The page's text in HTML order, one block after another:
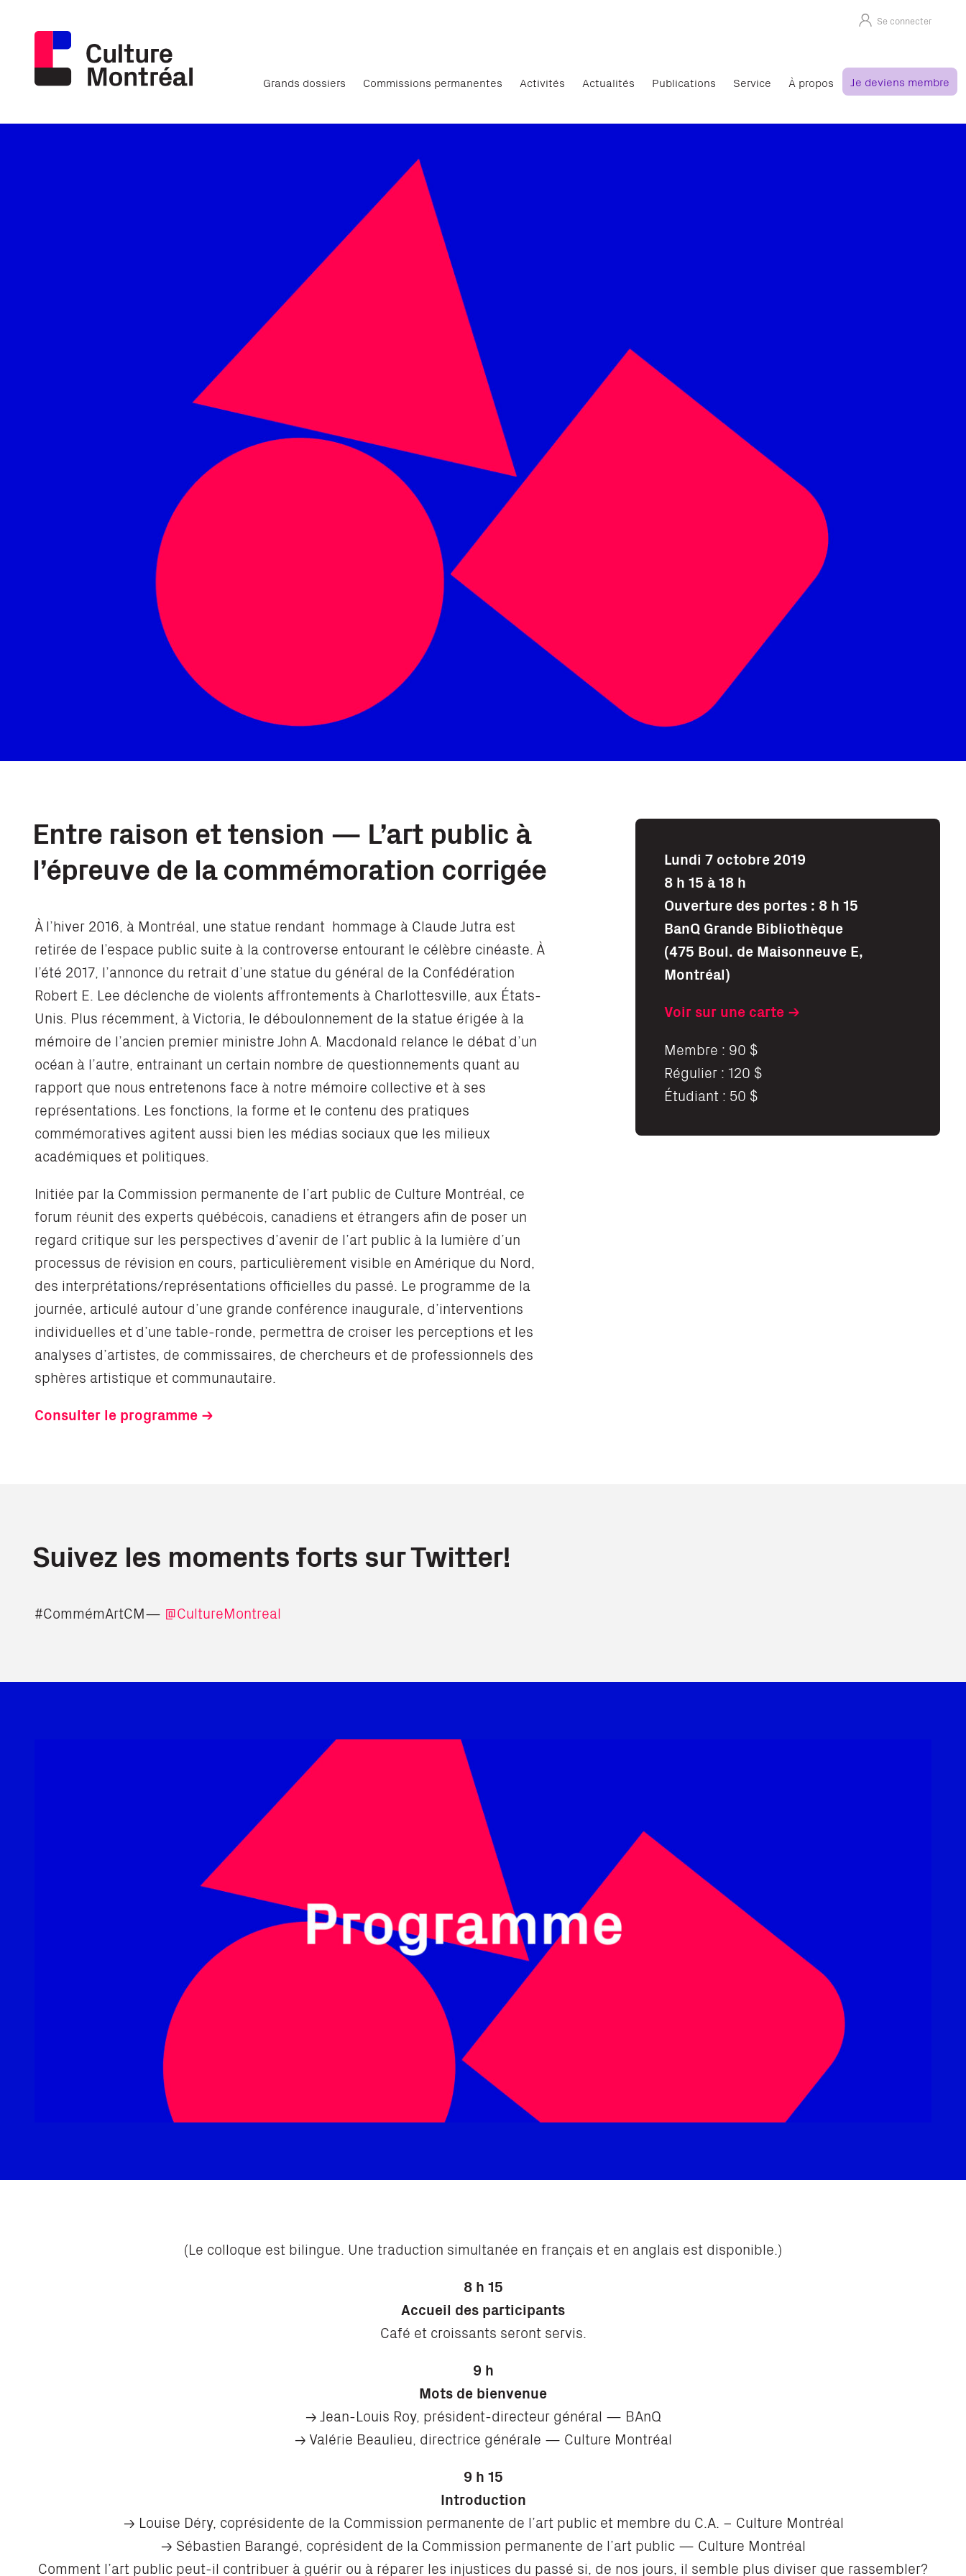
Se connecter
Grands dossiers Commissions permanentes Activités Actualités Publications Service À propos Je deviens membre
Entre raison et tension — L’art public à
l’épreuve de la commémoration corrigée
À l’hiver 2016, à Montréal, une statue rendant hommage à Claude Jutra est
retirée de l’espace public suite à la controverse entourant le célèbre cinéaste. À
l’été 2017, l’annonce du retrait d’une statue du général de la Confédération
Robert E. Lee déclenche de violents affrontements à Charlottesville, aux États-
Unis. Plus récemment, à Victoria, le déboulonnement de la statue érigée à la
mémoire de l’ancien premier ministre John A. Macdonald relance le débat d’un
océan à l’autre, entrainant un certain nombre de questionnements quant au
rapport que nous entretenons face à notre mémoire collective et à ses
représentations. Les fonctions, la forme et le contenu des pratiques
commémoratives agitent aussi bien les médias sociaux que les milieux
académiques et politiques.
Initiée par la Commission permanente de l’art public de Culture Montréal, ce
forum réunit des experts québécois, canadiens et étrangers afin de poser un
regard critique sur les perspectives d’avenir de l’art public à la lumière d’un
processus de révision en cours, particulièrement visible en Amérique du Nord,
des interprétations/représentations officielles du passé. Le programme de la
journée, articulé autour d’une grande conférence inaugurale, d’interventions
individuelles et d’une table-ronde, permettra de croiser les perceptions et les
analyses d’artistes, de commissaires, de chercheurs et de professionnels des
sphères artistique et communautaire.
Consulter le programme
Lundi 7 octobre 2019
8 h 15 à 18 h
Ouverture des portes : 8 h 15
BanQ Grande Bibliothèque
(475 Boul. de Maisonneuve E,
Montréal)
Voir sur une carte
Membre : 90 $
Régulier : 120 $
Étudiant : 50 $
Suivez les moments forts sur Twitter!
#CommémArtCM— @CultureMontreal
(Le colloque est bilingue. Une traduction simultanée en français et en anglais est disponible.)
8 h 15
Accueil des participants
Café et croissants seront servis.
9 h
Mots de bienvenue
→ Jean-Louis Roy, président-directeur général — BAnQ
→ Valérie Beaulieu, directrice générale — Culture Montréal
9 h 15
Introduction
→ Louise Déry, coprésidente de la Commission permanente de l’art public et membre du C.A. – Culture Montréal
→ Sébastien Barangé, coprésident de la Commission permanente de l’art public — Culture Montréal
Comment l’art public peut-il contribuer à guérir ou à réparer les injustices du passé si, de nos jours, il semble plus diviser que rassembler?